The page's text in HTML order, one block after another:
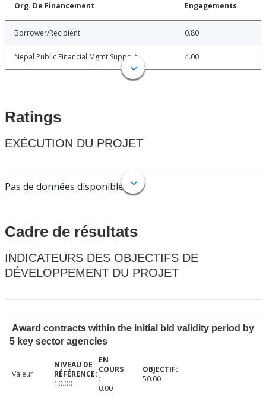
Org. De Financement Engagements
Borrower/Recipient 0.80
Nepal Public Financial Mgmt Support 4.00
Ratings
EXÉCUTION DU PROJET
Pas de données disponibles.
Cadre de résultats
INDICATEURS DES OBJECTIFS DE
DÉVELOPPEMENT DU PROJET
Award contracts within the initial bid validity period by
5 key sector agencies
Valeur
10.00
0.00
50.00